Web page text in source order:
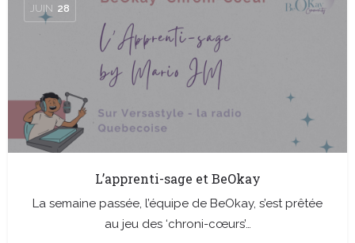
JUIN 28
L’apprenti-sage et BeOkay
La semaine passée, l’équipe de BeOkay, s’est prêtée
au jeu des ‘chroni-cœurs’…